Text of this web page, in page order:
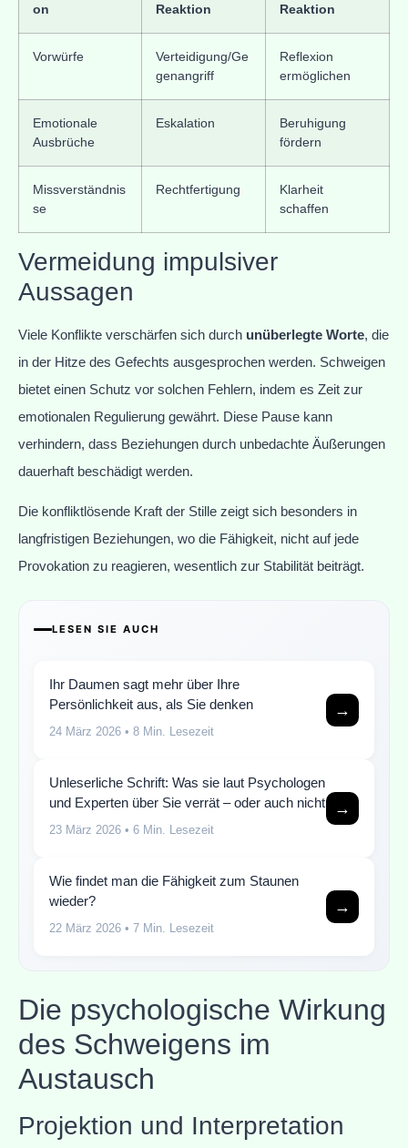
on
Reaktion
Reaktion
Vorwürfe
Verteidigung/Ge
genangriff
Reflexion
ermöglichen
Emotionale
Ausbrüche
Eskalation
Beruhigung
fördern
Missverständnis
se
Rechtfertigung
Klarheit
schaffen
Vermeidung impulsiver
Aussagen
Viele Konflikte verschärfen sich durch unüberlegte Worte, die
in der Hitze des Gefechts ausgesprochen werden. Schweigen
bietet einen Schutz vor solchen Fehlern, indem es Zeit zur
emotionalen Regulierung gewährt. Diese Pause kann
verhindern, dass Beziehungen durch unbedachte Äußerungen
dauerhaft beschädigt werden.
Die konfliktlösende Kraft der Stille zeigt sich besonders in
langfristigen Beziehungen, wo die Fähigkeit, nicht auf jede
Provokation zu reagieren, wesentlich zur Stabilität beiträgt.
LESEN SIE AUCH
Ihr Daumen sagt mehr über Ihre
Persönlichkeit aus, als Sie denken
24 März 2026 • 8 Min. Lesezeit
→
Unleserliche Schrift: Was sie laut Psychologen
und Experten über Sie verrät – oder auch nicht
23 März 2026 • 6 Min. Lesezeit
→
Wie findet man die Fähigkeit zum Staunen
wieder?
22 März 2026 • 7 Min. Lesezeit
→
Die psychologische Wirkung
des Schweigens im
Austausch
Projektion und Interpretation